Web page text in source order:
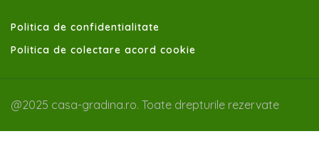
Politica de confidentialitate
Politica de colectare acord cookie
@2025 casa-gradina.ro. Toate drepturile rezervate